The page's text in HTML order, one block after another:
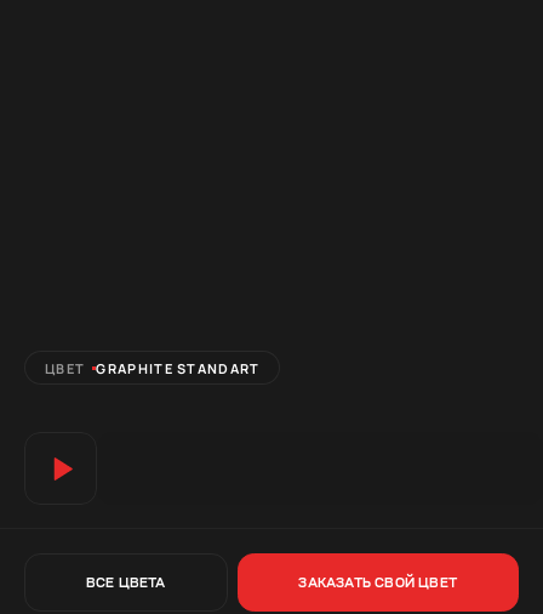
ВСЕ ЦВЕТА ЗАКАЗАТЬ СВОЙ ЦВЕТ
ЦВЕТ GRAPHITE STANDART